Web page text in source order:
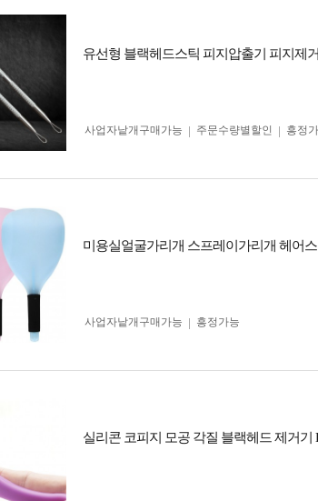
유선형 블랙헤드스틱 피지압출기 피지제거
사업자 낱개구매가능
주문수량별할인 흥정
미용실얼굴가리개 스프레이가리개 헤어
사업자 낱개구매가능 흥정가능
실리콘 코피지 모공 각질 블랙헤드 제거기